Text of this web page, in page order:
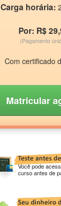
Carga horária:
Por: R$
(Pagamento
Com certificado
Matricular
Você pode
curso antes de